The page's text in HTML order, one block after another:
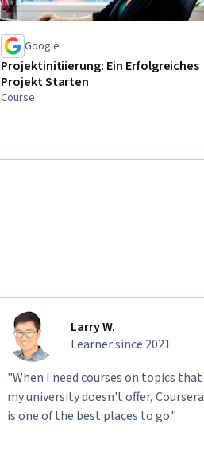
Google
Projektinitiierung: Ein Erfolgreiches
Projekt Starten
Course
Larry W.
Learner since 2021
"When I need courses on topics that
my university doesn't offer, Coursera
is one of the best places to go."